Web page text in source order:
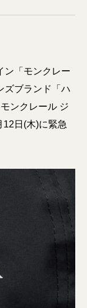
ン「モンクレー
ズブランド「ハ
ンクレール ジ
日(木)に緊急